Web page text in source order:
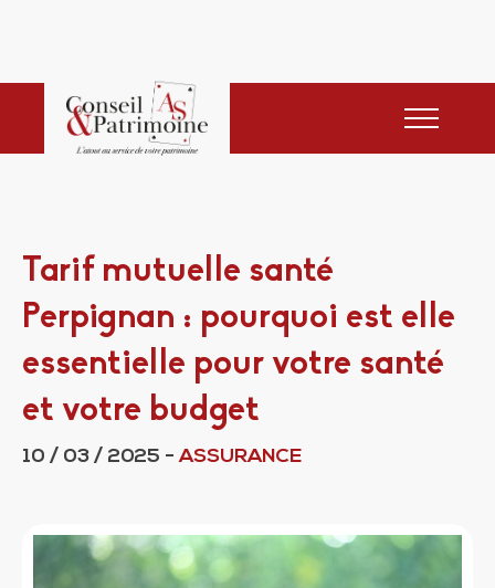
Tarif mutuelle santé
Perpignan : pourquoi est elle
essentielle pour votre santé
et votre budget
10 / 03 / 2025 -ASSURANCE